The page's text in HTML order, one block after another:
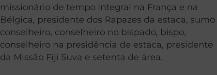
missionário de tempo integral na França e na
Bélgica, presidente dos Rapazes da estaca, sumo
conselheiro, conselheiro no bispado, bispo,
conselheiro na presidência de estaca, presidente
da Missão Fiji Suva e setenta de área.